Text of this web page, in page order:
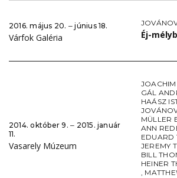
2016. május 20. ‒ június 18.
Várfok Galéria Éj-
2014. október 9. ‒ 2015. január
11.
Vasarely Múzeum
GÁL
HAÁSZ
MÜLLER
ANN
EDUARD
JEREMY
BILL
HEINER
,